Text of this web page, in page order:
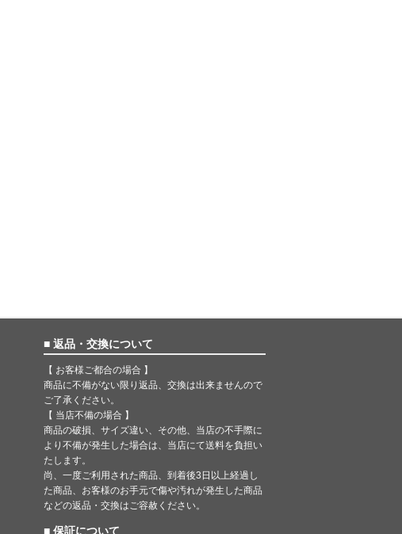
■ 返品・交換について
【 お客様ご都合の場合 】
商品に不備がない限り返品、交換は出来ませんので
ご了承ください。
【 当店不備の場合 】
商品の破損、サイズ違い、その他、当店の不手際に
より不備が発生した場合は、当店にて送料を負担い
たします。
尚、一度ご利用された商品、到着後3日以上経過し
た商品、お客様のお手元で傷や汚れが発生した商品
などの返品・交換はご容赦ください。
■ 保証について